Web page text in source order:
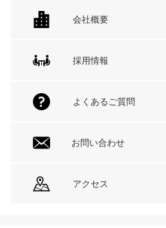
会社概要
採用情報
よくあるご質問
お問い合わせ
アクセス